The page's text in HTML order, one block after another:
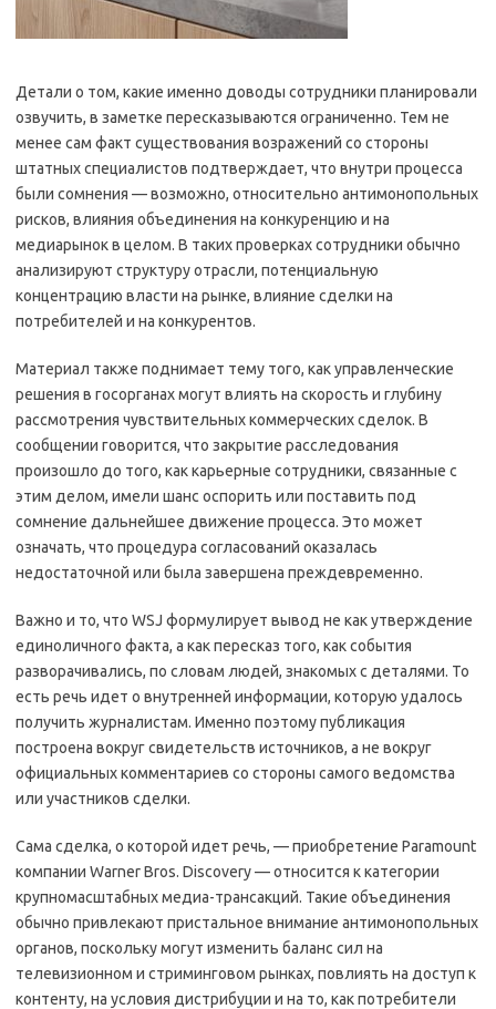
Детали о том, какие именно доводы сотрудники планировали
озвучить, в заметке пересказываются ограниченно. Тем не
менее сам факт существования возражений со стороны
штатных специалистов подтверждает, что внутри процесса
были сомнения — возможно, относительно антимонопольных
рисков, влияния объединения на конкуренцию и на
медиарынок в целом. В таких проверках сотрудники обычно
анализируют структуру отрасли, потенциальную
концентрацию власти на рынке, влияние сделки на
потребителей и на конкурентов.
Материал также поднимает тему того, как управленческие
решения в госорганах могут влиять на скорость и глубину
рассмотрения чувствительных коммерческих сделок. В
сообщении говорится, что закрытие расследования
произошло до того, как карьерные сотрудники, связанные с
этим делом, имели шанс оспорить или поставить под
сомнение дальнейшее движение процесса. Это может
означать, что процедура согласований оказалась
недостаточной или была завершена преждевременно.
Важно и то, что WSJ формулирует вывод не как утверждение
единоличного факта, а как пересказ того, как события
разворачивались, по словам людей, знакомых с деталями. То
есть речь идет о внутренней информации, которую удалось
получить журналистам. Именно поэтому публикация
построена вокруг свидетельств источников, а не вокруг
официальных комментариев со стороны самого ведомства
или участников сделки.
Сама сделка, о которой идет речь, — приобретение Paramount
компании Warner Bros. Discovery — относится к категории
крупномасштабных медиа-трансакций. Такие объединения
обычно привлекают пристальное внимание антимонопольных
органов, поскольку могут изменить баланс сил на
телевизионном и стриминговом рынках, повлиять на доступ к
контенту, на условия дистрибуции и на то, как потребители